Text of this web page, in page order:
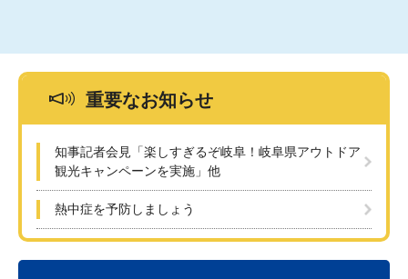
重要なお知らせ
知事記者会見「楽しすぎるぞ岐阜！岐阜県アウトドア
観光キャンペーンを実施」他
熱中症を予防しましょう